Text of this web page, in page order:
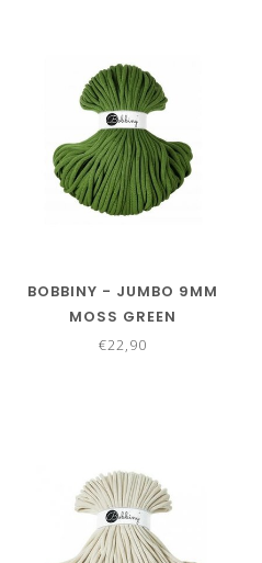
BOBBINY - JUMBO 9MM
MOSS GREEN
€22,90